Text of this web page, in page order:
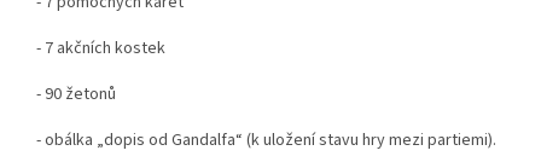
- 7 akčních kostek
- 90 žetonů
- obálka „dopis od Gandalfa“ (k uložení stavu hry mezi partiemi).